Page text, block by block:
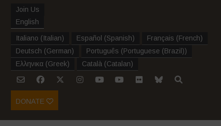
Join Us
English
Italiano (Italian) Español (Spanish) Français (French)
Deutsch (German) Português (Portuguese (Brazil))
Ελληνικα (Greek) Català (Catalan)
DONATE